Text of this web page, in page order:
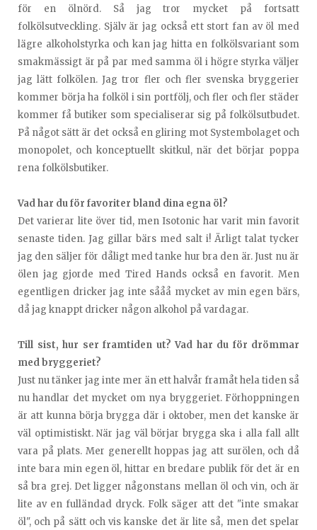
för en ölnörd. Så jag tror mycket på fortsatt
folkölsutveckling. Själv är jag också ett stort fan av öl med
lägre alkoholstyrka och kan jag hitta en folkölsvariant som
smakmässigt är på par med samma öl i högre styrka väljer
jag lätt folkölen. Jag tror fler och fler svenska bryggerier
kommer börja ha folköl i sin portfölj, och fler och fler städer
kommer få butiker som specialiserar sig på folkölsutbudet.
På något sätt är det också en gliring mot Systembolaget och
monopolet, och konceptuellt skitkul, när det börjar poppa
rena folkölsbutiker.
Vad har du för favoriter bland dina egna öl?
Det varierar lite över tid, men Isotonic har varit min favorit
senaste tiden. Jag gillar bärs med salt i! Ärligt talat tycker
jag den säljer för dåligt med tanke hur bra den är. Just nu är
ölen jag gjorde med Tired Hands också en favorit. Men
egentligen dricker jag inte sååå mycket av min egen bärs,
då jag knappt dricker någon alkohol på vardagar.
Till sist, hur ser framtiden ut? Vad har du för drömmar
med bryggeriet?
Just nu tänker jag inte mer än ett halvår framåt hela tiden så
nu handlar det mycket om nya bryggeriet. Förhoppningen
är att kunna börja brygga där i oktober, men det kanske är
väl optimistiskt. När jag väl börjar brygga ska i alla fall allt
vara på plats. Mer generellt hoppas jag att surölen, och då
inte bara min egen öl, hittar en bredare publik för det är en
så bra grej. Det ligger någonstans mellan öl och vin, och är
lite av en fulländad dryck. Folk säger att det "inte smakar
öl", och på sätt och vis kanske det är lite så, men det spelar